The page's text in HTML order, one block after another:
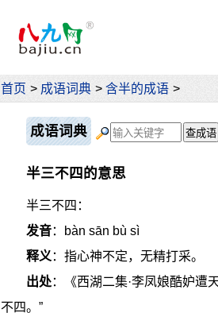
首页 > 成语词典 > 含半的成语 >
成语词典
半三不四的意思
半三不四：
发音：bàn sān bù sì
释义 ：指心神不定，无精打采。
出处：《西湖二集·李凤娘酷妒遭
不四。”